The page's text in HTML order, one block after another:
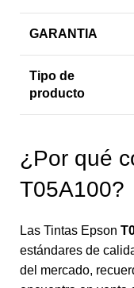
GARANTIA
Tipo de
producto
¿Por qué
T05A100?
Las Tintas Epson
estándares de
del mercado,